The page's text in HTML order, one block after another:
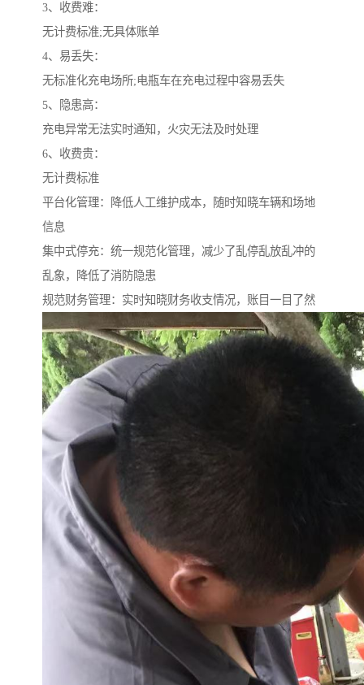
3、收费难：
无计费标准;无具体账单
4、易丢失：
无标准化充电场所;电瓶车在充电过程中容易丢失
5、隐患高：
充电异常无法实时通知，火灾无法及时处理
6、收费贵：
无计费标准
平台化管理：降低人工维护成本，随时知晓车辆和场地
信息
集中式停充：统一规范化管理，减少了乱停乱放乱冲的
乱象，降低了消防隐患
规范财务管理：实时知晓财务收支情况，账目一目了然